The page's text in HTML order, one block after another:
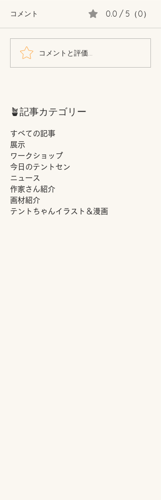
コメント 0.0 / 5（0）
コメントと評価...
🪴記事カテゴリー
すべての記事
展示
ワークショップ
今日のテントセン
ニュース
作家さん紹介
画材紹介
テントちゃんイラスト＆漫画